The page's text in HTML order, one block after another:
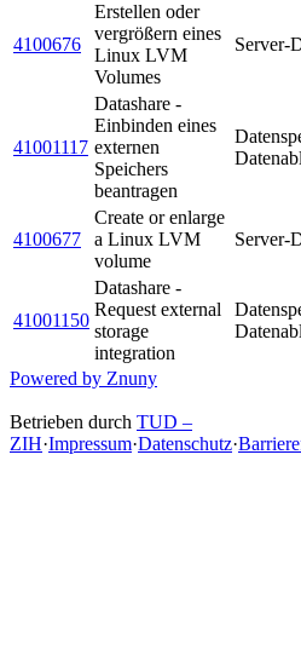
4100676
Erstellen oder
vergrößern eines
Linux LVM
Volumes
Server-
41001117
Datashare -
Einbinden eines
externen
Speichers
beantragen
4100677
Create or enlarge
a Linux LVM
volume
Server-
41001150
Datashare -
Request external
storage
integration
Powered by Znuny
Betrieben durch TUD –
ZIH·Impressum·Datenschutz·